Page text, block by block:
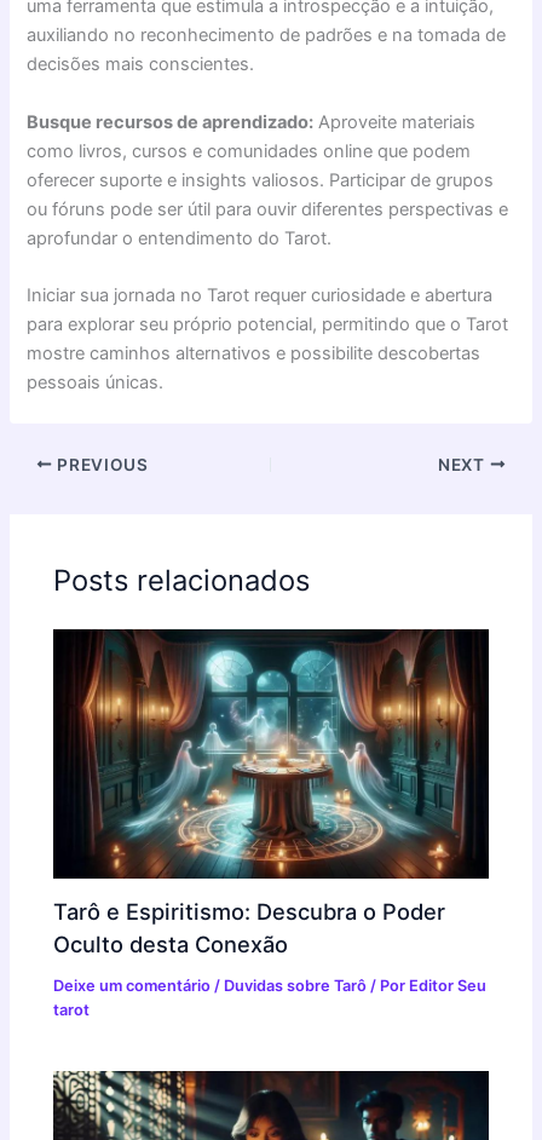
uma ferramenta que estimula a introspecção e a intuição,
auxiliando no reconhecimento de padrões e na tomada de
decisões mais conscientes.
Busque recursos de aprendizado: Aproveite materiais
como livros, cursos e comunidades online que podem
oferecer suporte e insights valiosos. Participar de grupos
ou fóruns pode ser útil para ouvir diferentes perspectivas e
aprofundar o entendimento do Tarot.
Iniciar sua jornada no Tarot requer curiosidade e abertura
para explorar seu próprio potencial, permitindo que o Tarot
mostre caminhos alternativos e possibilite descobertas
pessoais únicas.
PREVIOUS NEXT
Posts relacionados
Tarô e Espiritismo: Descubra o Poder
Oculto desta Conexão
Deixe um comentário / Duvidas sobre Tarô / Por Editor Seu
tarot